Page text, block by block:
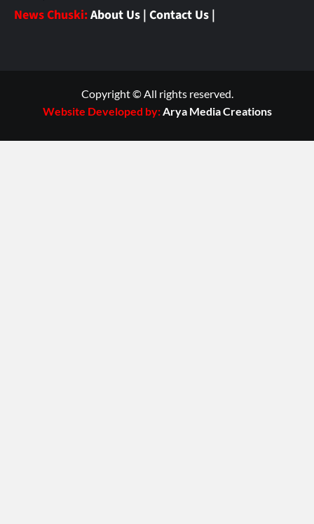
News Chuski:About Us | Contact Us |
Copyright © All rights reserved.
Website Developed by:Arya Media Creations